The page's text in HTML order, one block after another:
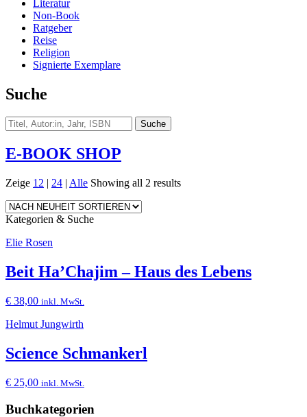
Literatur
Non-Book
Ratgeber
Reise
Religion
Signierte Exemplare
Suche
E-BOOK SHOP
Zeige 12 | 24 | Alle Showing all 2 results
Kategorien & Suche
Elie Rosen
Beit Ha’Chajim – Haus des Lebens
€ 38,00 inkl. MwSt.
Helmut Jungwirth
Science Schmankerl
€ 25,00 inkl. MwSt.
Buchkategorien